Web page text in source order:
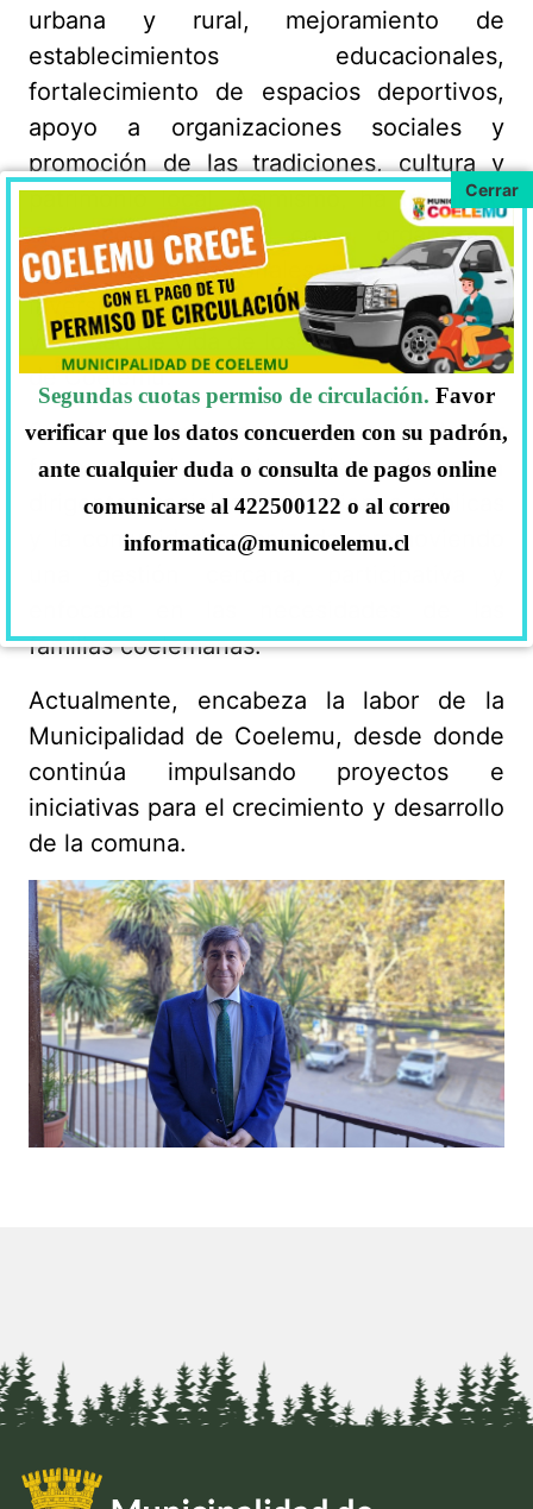
urbana y rural, mejoramiento de
establecimientos educacionales,
fortalecimiento de espacios deportivos,
apoyo a organizaciones sociales y
promoción de las tradiciones, cultura y
patrimonio local. Asimismo, ha trabajado
en coordinación con organismos
regionales y nacionales para concretar
inversiones que contribuyan al bienestar
y calidad de vida de los vecinos y vecinas
de Coelemu.
Su administración se ha caracterizado por
fomentar el trabajo colaborativo con
dirigentes sociales, instituciones públicas
y la comunidad organizada, promoviendo
familias coelemanas.
Actualmente, encabeza la labor de la
Municipalidad de Coelemu, desde donde
continúa impulsando proyectos e
iniciativas para el crecimiento y desarrollo
de la comuna.
Segundas cuotas permiso de circulación. Favor
verificar que los datos concuerden con su padrón,
ante cualquier duda o consulta de pagos online
comunicarse al 422500122 o al correo
informatica@municoelemu.cl